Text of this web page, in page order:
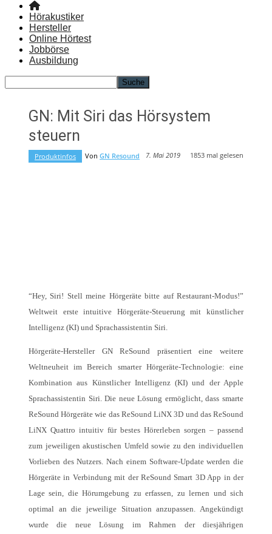
Hörakustiker
Hersteller
Online Hörtest
Jobbörse
Ausbildung
GN: Mit Siri das Hörsystem
steuern
Produktinfos Von GN Resound 7. Mai 2019 1853 mal gelesen
“Hey, Siri! Stell meine Hörgeräte bitte auf Restaurant-Modus!”
Weltweit erste intuitive Hörgeräte-Steuerung mit künstlicher
Intelligenz (KI) und Sprachassistentin Siri.
Hörgeräte-Hersteller GN ReSound präsentiert eine weitere
Weltneuheit im Bereich smarter Hörgeräte-Technologie: eine
Kombination aus Künstlicher Intelligenz (KI) und der Apple
Sprachassistentin Siri. Die neue Lösung ermöglicht, dass smarte
ReSound Hörgeräte wie das ReSound LiNX 3D und das ReSound
LiNX Quattro intuitiv für bestes Hörerleben sorgen – passend
zum jeweiligen akustischen Umfeld sowie zu den individuellen
Vorlieben des Nutzers. Nach einem Software-Update werden die
Hörgeräte in Verbindung mit der ReSound Smart 3D App in der
Lage sein, die Hörumgebung zu erfassen, zu lernen und sich
optimal an die jeweilige Situation anzupassen. Angekündigt
wurde die neue Lösung im Rahmen der diesjährigen